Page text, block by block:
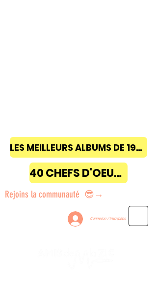
LES MEILLEURS ALBUMS DE 1968 à 2018
40 CHEFS D'OEUVRE
Rejoins la communauté 😎→
Connexion / Inscription